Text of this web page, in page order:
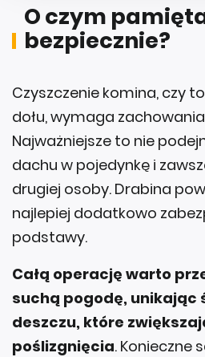
O czym
bezpiecznie?
Czyszczenie komina, czy
dołu, wymaga
Najważniejsze to nie
dachu w pojedynkę i
drugiej osoby. Drabina
najlepiej dodatkowo
podstawy.
Całą operację warto
suchą pogodę, unikając
deszczu, które
poślizgnięcia. Konieczne